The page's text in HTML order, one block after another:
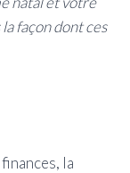
façon dont ces
la